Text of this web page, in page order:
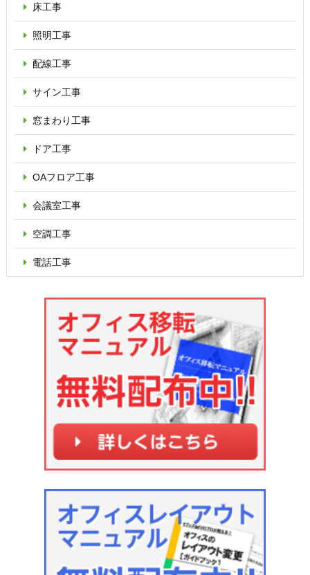
床工事
照明工事
配線工事
サイン工事
窓まわり工事
ドア工事
OAフロア工事
会議室工事
空調工事
電話工事